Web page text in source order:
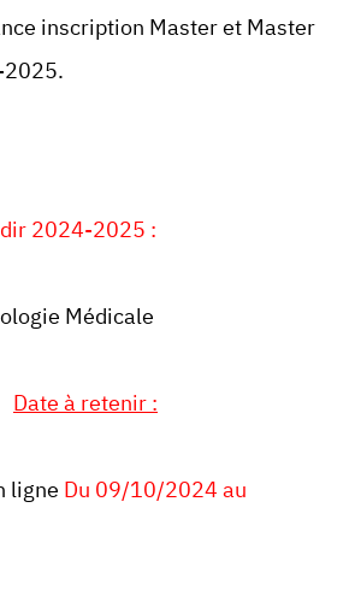
inscription Master et Master
2024-2025 :
Médicale
Date à retenir :
ligne Du 09/10/2024 au